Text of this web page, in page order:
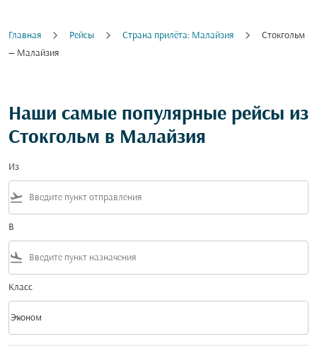
Главная Рейсы Cтрана прилёта: Малайзия
Стокгольм
— Малайзия
Наши самые популярные рейсы из
Стокгольм в Малайзия
Из
flight_takeoff
В
flight_land
Класс
Класс option Эконом Selected
Эконом
keyboard_arrow_down